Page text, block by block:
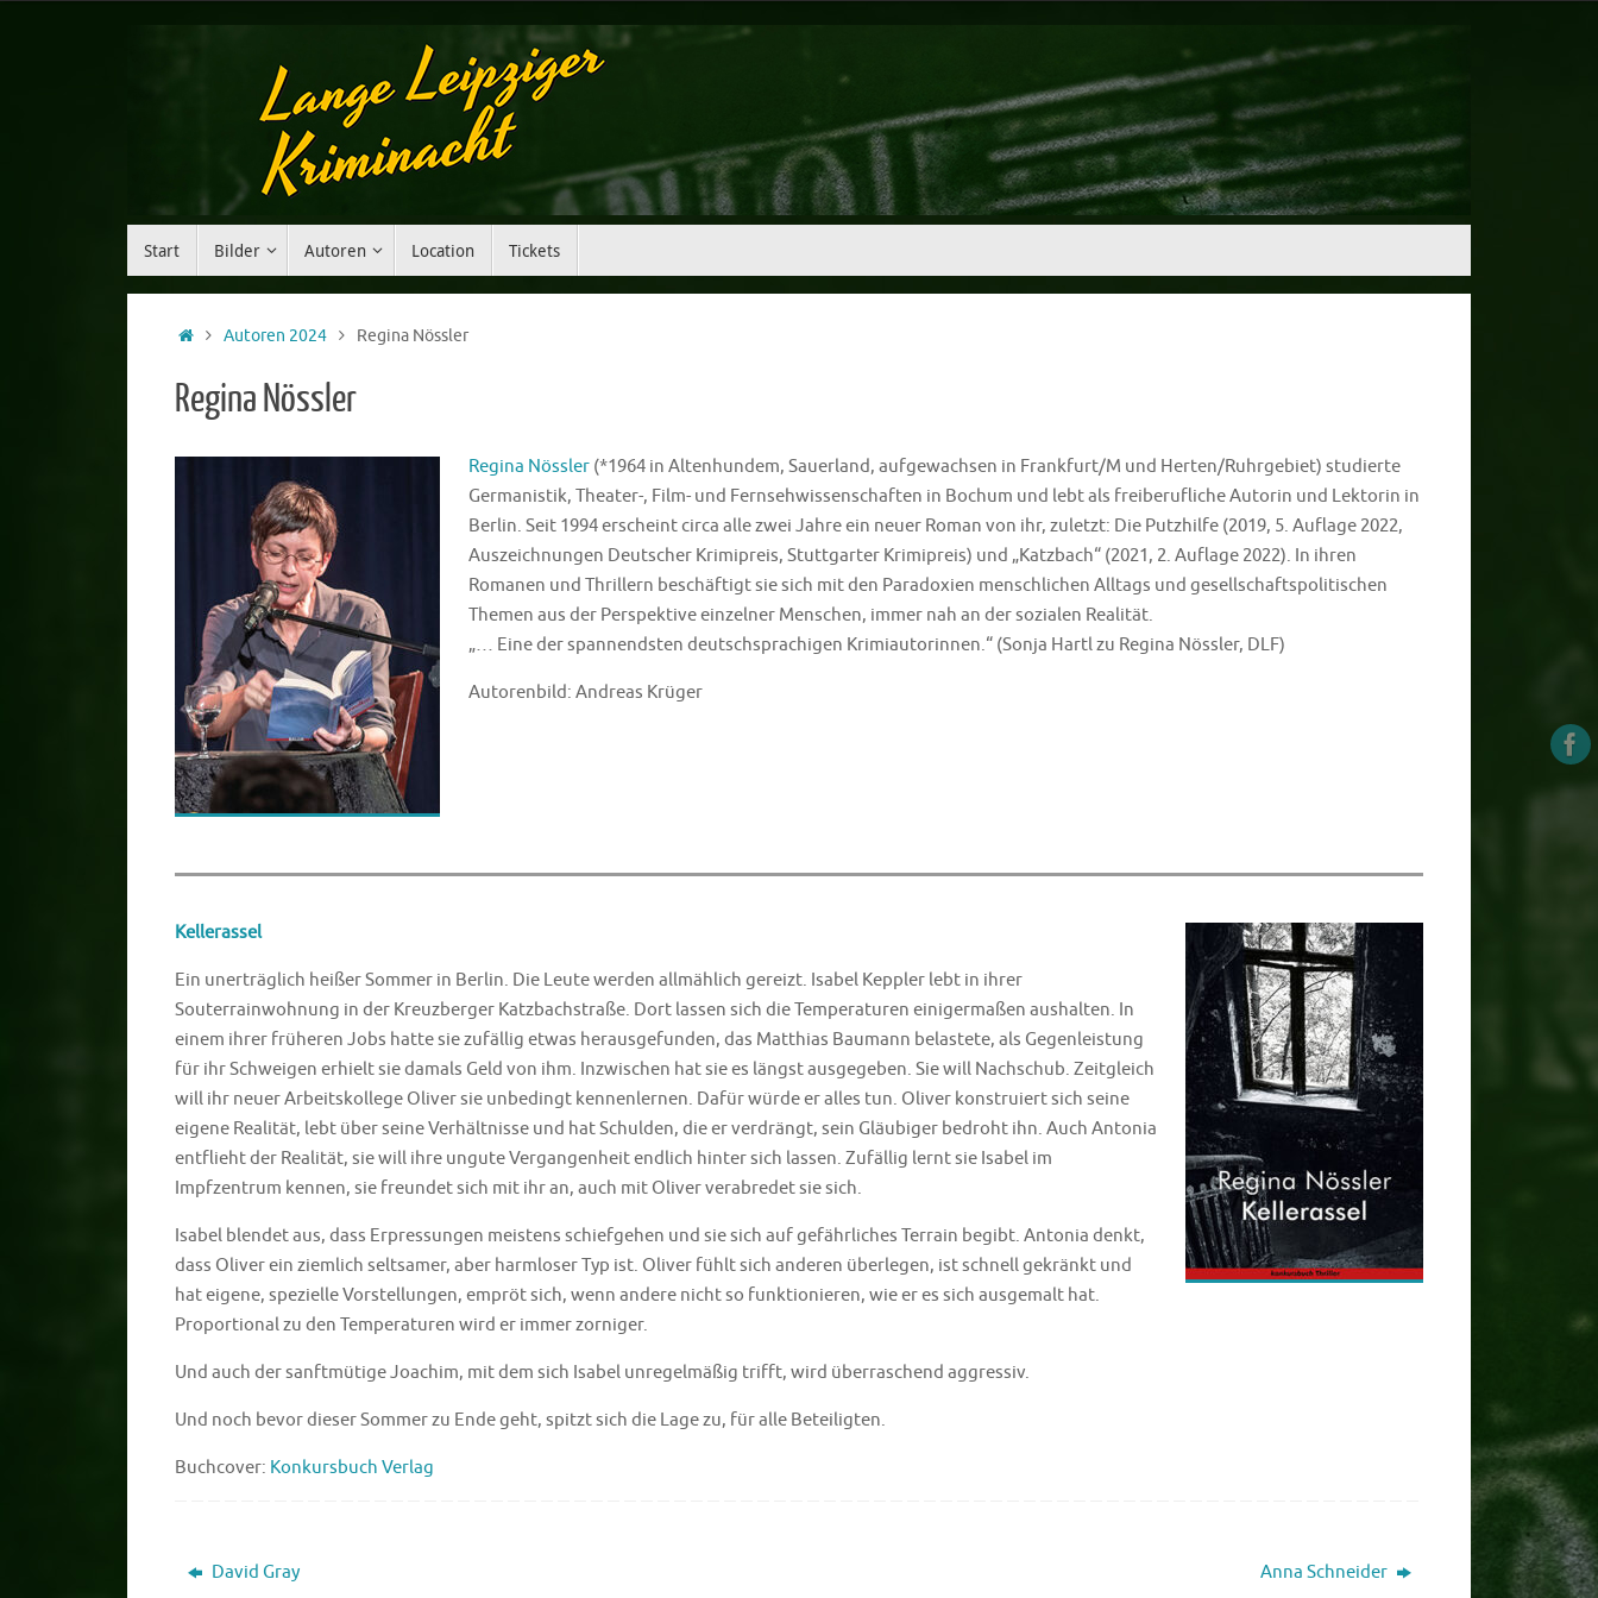
Start Bilder Autoren Location Tickets
Autoren 2024 Regina Nössler
Regina Nössler
Regina Nössler (*1964 in Altenhundem, Sauerland, aufgewachsen in Frankfurt/M und Herten/Ruhrgebiet) studierte
Germanistik, Theater-, Film- und Fernsehwissenschaften in Bochum und lebt als freiberufliche Autorin und Lektorin in
Berlin. Seit 1994 erscheint circa alle zwei Jahre ein neuer Roman von ihr, zuletzt: Die Putzhilfe (2019, 5. Auflage 2022,
Auszeichnungen Deutscher Krimipreis, Stuttgarter Krimipreis) und „Katzbach“ (2021, 2. Auflage 2022). In ihren
Romanen und Thrillern beschäftigt sie sich mit den Paradoxien menschlichen Alltags und gesellschaftspolitischen
Themen aus der Perspektive einzelner Menschen, immer nah an der sozialen Realität.
„… Eine der spannendsten deutschsprachigen Krimiautorinnen.“ (Sonja Hartl zu Regina Nössler, DLF)
Autorenbild: Andreas Krüger
Kellerassel
Ein unerträglich heißer Sommer in Berlin. Die Leute werden allmählich gereizt. Isabel Keppler lebt in ihrer
Souterrainwohnung in der Kreuzberger Katzbachstraße. Dort lassen sich die Temperaturen einigermaßen aushalten. In
einem ihrer früheren Jobs hatte sie zufällig etwas herausgefunden, das Matthias Baumann belastete, als Gegenleistung
für ihr Schweigen erhielt sie damals Geld von ihm. Inzwischen hat sie es längst ausgegeben. Sie will Nachschub. Zeitgleich
will ihr neuer Arbeitskollege Oliver sie unbedingt kennenlernen. Dafür würde er alles tun. Oliver konstruiert sich seine
eigene Realität, lebt über seine Verhältnisse und hat Schulden, die er verdrängt, sein Gläubiger bedroht ihn. Auch Antonia
entflieht der Realität, sie will ihre ungute Vergangenheit endlich hinter sich lassen. Zufällig lernt sie Isabel im
Impfzentrum kennen, sie freundet sich mit ihr an, auch mit Oliver verabredet sie sich.
Isabel blendet aus, dass Erpressungen meistens schiefgehen und sie sich auf gefährliches Terrain begibt. Antonia denkt,
dass Oliver ein ziemlich seltsamer, aber harmloser Typ ist. Oliver fühlt sich anderen überlegen, ist schnell gekränkt und
hat eigene, spezielle Vorstellungen, empröt sich, wenn andere nicht so funktionieren, wie er es sich ausgemalt hat.
Proportional zu den Temperaturen wird er immer zorniger.
Und auch der sanftmütige Joachim, mit dem sich Isabel unregelmäßig trifft, wird überraschend aggressiv.
Und noch bevor dieser Sommer zu Ende geht, spitzt sich die Lage zu, für alle Beteiligten.
Buchcover: Konkursbuch Verlag
David Gray Anna Schneider